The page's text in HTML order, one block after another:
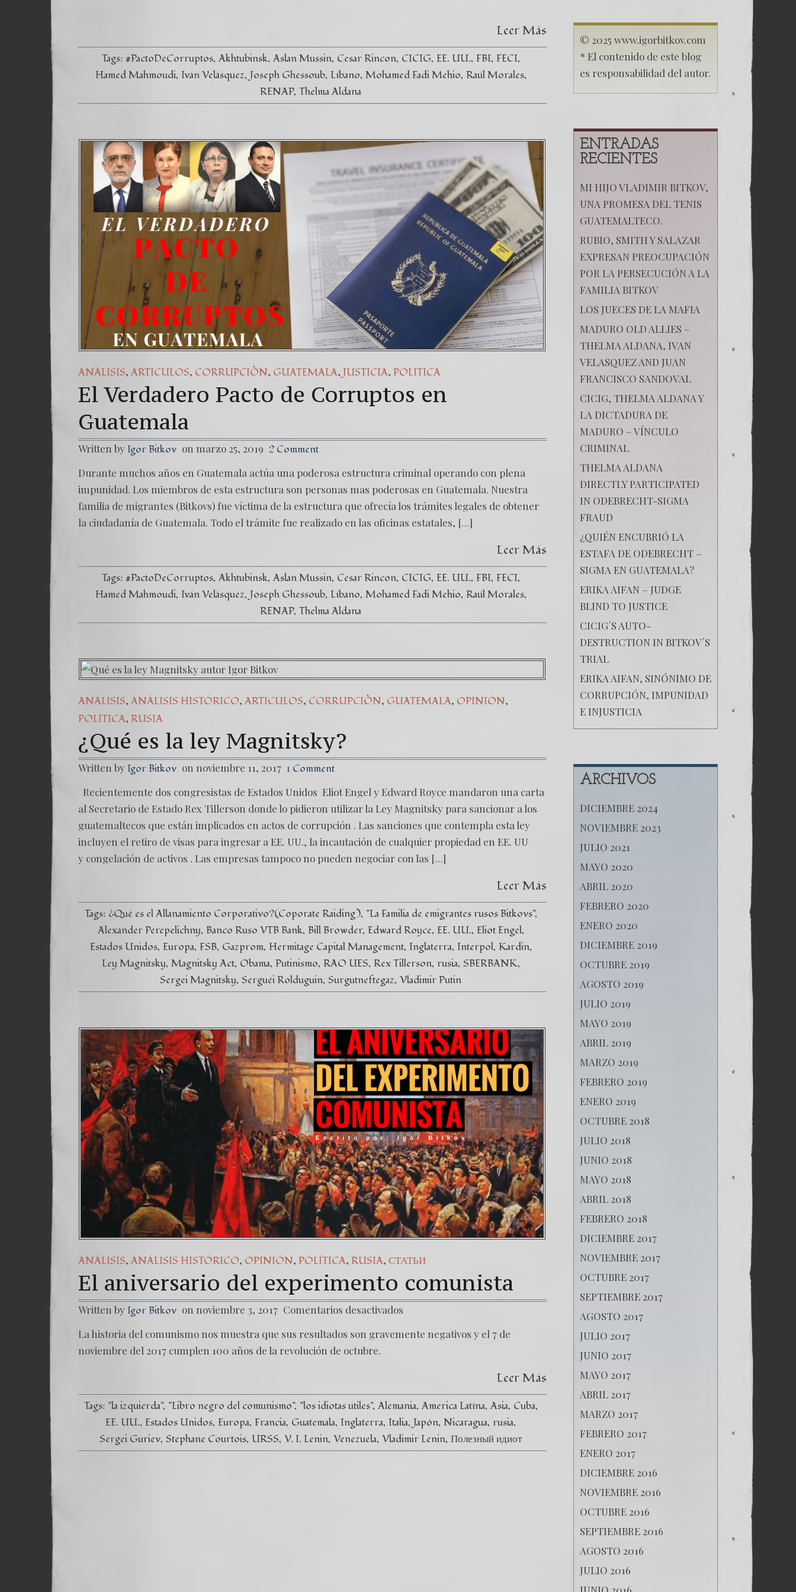
Human
Traffickers
Leer Más
Tags: #PactoDeCorruptos Akhtubinsk Aslan Mussin Cesar Rincon CICIG EE. UU. FBI FECI
Hamed Mahmoudi Iván Velásquez Joseph Ghessoub Líbano Mohamed Fadi Mehio Raúl Morales
RENAP Thelma Aldana
ANÁLISIS, ARTICULOS, CORRUPCIÒN, GUATEMALA, JUSTICIA, POLÍTICA
El Verdadero Pacto de Corruptos en
Guatemala
Written by Igor Bitkov on marzo 25, 2019 2 Comment
Durante muchos años en Guatemala actúa una poderosa estructura criminal operando con plena
impunidad. Los miembros de esta estructura son personas mas poderosas en Guatemala. Nuestra
familia de migrantes (Bitkovs) fue víctima de la estructura que ofrecía los trámites legales de obtener
la ciudadanía de Guatemala. Todo el trámite fue realizado en las oficinas estatales, […]
Leer Más
Tags: #PactoDeCorruptos Akhtubinsk Aslan Mussin Cesar Rincon CICIG EE. UU. FBI FECI
Hamed Mahmoudi Iván Velásquez Joseph Ghessoub Líbano Mohamed Fadi Mehio Raúl Morales
RENAP Thelma Aldana
ANÁLISIS, ANÁLISIS HISTÓRICO, ARTICULOS, CORRUPCIÒN, GUATEMALA, OPINIÓN,
POLÍTICA, RUSIA
¿Qué es la ley Magnitsky?
Written by Igor Bitkov on noviembre 11, 2017 1 Comment
Recientemente dos congresistas de Estados Unidos Eliot Engel y Edward Royce mandaron una carta
al Secretario de Estado Rex Tillerson donde lo pidieron utilizar la Ley Magnitsky para sancionar a los
guatemaltecos que están implicados en actos de corrupción . Las sanciones que contempla esta ley
incluyen el retiro de visas para ingresar a EE. UU., la incautación de cualquier propiedad en EE. UU
y congelación de activos . Las empresas tampoco no pueden negociar con las […]
Leer Más
Tags: ¿Qué es el Allanamiento Corporativo?(Coporate Raiding) "La Familia de emigrantes rusos Bitkovs"
Alexander Perepelichny Banco Ruso VTB Bank Bill Browder Edward Royce EE. UU. Eliot Engel
Estados Unidos Europa FSB Gazprom Hermitage Capital Management Inglaterra Interpol Kardin
Ley Magnitsky Magnitsky Act Obama Putinismo RAO UES Rex Tillerson rusia SBERBANK
Sergei Magnitsky Serguéi Rolduguin Surgutneftegaz Vladimir Putin
ANÁLISIS, ANÁLISIS HISTÓRICO, OPINIÓN, POLÍTICA, RUSIA, СТАТЬИ
El aniversario del experimento comunista
Written by Igor Bitkov on noviembre 3, 2017 Comentarios desactivados
experimento comunista
La historia del comunismo nos muestra que sus resultados son gravemente negativos y el 7 de
noviembre del 2017 cumplen 100 años de la revolución de octubre.
Leer Más
Tags: "la izquierda" "Libro negro del comunismo" "los idiotas útiles" Alemania America Latína Asia Cuba
EE. UU. Estados Unidos Europa Francia Guatemala Inglaterra Italia Japón Nicaragua rusia
Sergei Guriev Stephane Courtois URSS V. I. Lenin Venezuela Vladimir Lenin Полезный идиот
© 2025 www.igorbitkov.com
* El contenido de este blog
es responsabilidad del autor.
ENTRADAS
RECIENTES
MI HIJO VLADIMIR BITKOV,
UNA PROMESA DEL TENIS
GUATEMALTECO.
RUBIO, SMITH Y SALAZAR
EXPRESAN PREOCUPACIÓN
POR LA PERSECUCIÓN A LA
FAMILIA BITKOV
LOS JUECES DE LA MAFIA
MADURO OLD ALLIES –
THELMA ALDANA, IVAN
VELASQUEZ AND JUAN
FRANCISCO SANDOVAL
CICIG, THELMA ALDANA Y
LA DICTADURA DE
MADURO – VÍNCULO
CRIMINAL
THELMA ALDANA
DIRECTLY PARTICIPATED
IN ODEBRECHT-SIGMA
FRAUD
¿QUIÉN ENCUBRIÓ LA
ESTAFA DE ODEBRECHT –
SIGMA EN GUATEMALA?
ERIKA AIFAN – JUDGE
BLIND TO JUSTICE
CICIG´S AUTO-
DESTRUCTION IN BITKOV´S
TRIAL
ERIKA AIFAN, SINÓNIMO DE
CORRUPCIÓN, IMPUNIDAD
E INJUSTICIA
ARCHIVOS
DICIEMBRE 2024
NOVIEMBRE 2023
JULIO 2021
MAYO 2020
ABRIL 2020
FEBRERO 2020
ENERO 2020
DICIEMBRE 2019
OCTUBRE 2019
AGOSTO 2019
JULIO 2019
MAYO 2019
ABRIL 2019
MARZO 2019
FEBRERO 2019
ENERO 2019
OCTUBRE 2018
JULIO 2018
JUNIO 2018
MAYO 2018
ABRIL 2018
FEBRERO 2018
DICIEMBRE 2017
NOVIEMBRE 2017
OCTUBRE 2017
SEPTIEMBRE 2017
AGOSTO 2017
JULIO 2017
JUNIO 2017
MAYO 2017
ABRIL 2017
MARZO 2017
FEBRERO 2017
ENERO 2017
DICIEMBRE 2016
NOVIEMBRE 2016
OCTUBRE 2016
SEPTIEMBRE 2016
AGOSTO 2016
JULIO 2016